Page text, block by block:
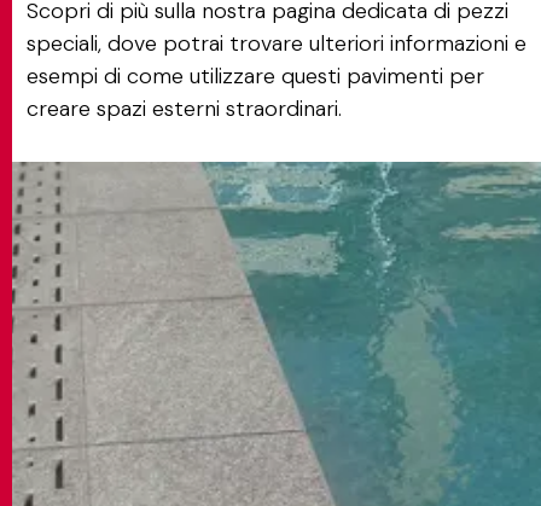
Scopri di più sulla nostra pagina dedicata di pezzi
speciali, dove potrai trovare ulteriori informazioni e
esempi di come utilizzare questi pavimenti per
creare spazi esterni straordinari.